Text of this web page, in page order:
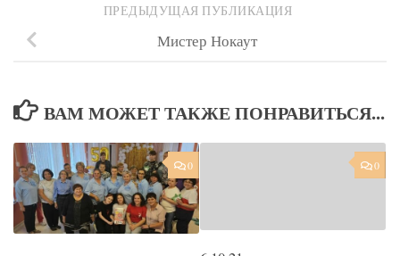
ПРЕДЫДУЩАЯ ПУБЛИКАЦИЯ
Мистер Нокаут
ВАМ МОЖЕТ ТАКЖЕ ПОНРАВИТЬСЯ...
0 0